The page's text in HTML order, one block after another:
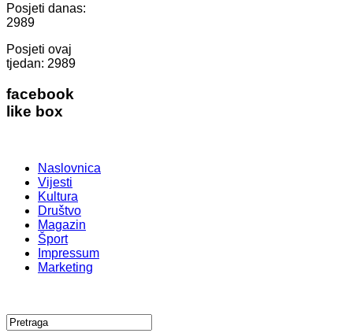
Posjeti danas:
2989
Posjeti ovaj
tjedan: 2989
facebook
like box
Naslovnica
Vijesti
Kultura
Društvo
Magazin
Šport
Impressum
Marketing